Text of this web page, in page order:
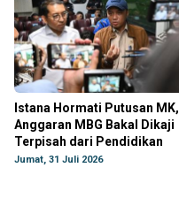
Istana Hormati Putusan MK,
Anggaran MBG Bakal Dikaji
Terpisah dari Pendidikan
Jumat, 31 Juli 2026